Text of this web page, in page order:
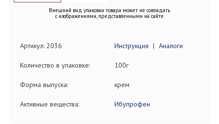
Внешний вид упаковки товара может не совпадать
с изображениями, представленными на сайте
Артикул: 2036 Инструкция | Аналоги
Количество в упаковке: 100г
Форма выпуска: крем
Активные вещества: Ибупрофен